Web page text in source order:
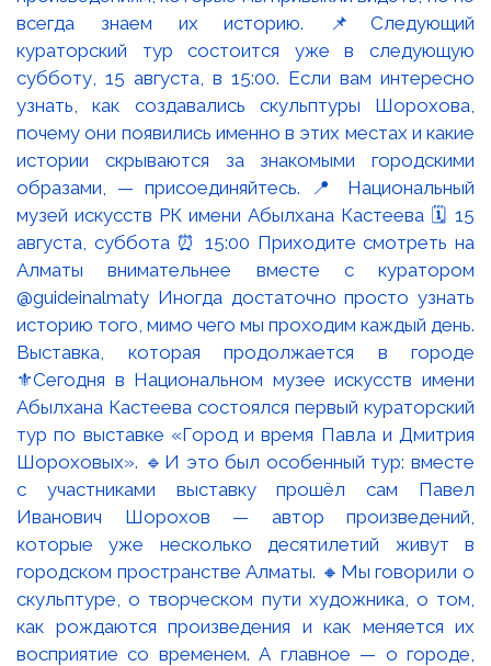
Выставка, которая продолжается в городе
⚜️Сегодня в Национальном музее искусств имени
Абылхана Кастеева состоялся первый кураторский
тур по выставке «Город и время Павла и Дмитрия
Шороховых». 🔹И это был особенный тур: вместе
с участниками выставку прошёл сам Павел
Иванович Шорохов — автор произведений,
которые уже несколько десятилетий живут в
городском пространстве Алматы. 🔸Мы говорили о
скульптуре, о творческом пути художника, о том,
как рождаются произведения и как меняется их
восприятие со временем. А главное — о городе,